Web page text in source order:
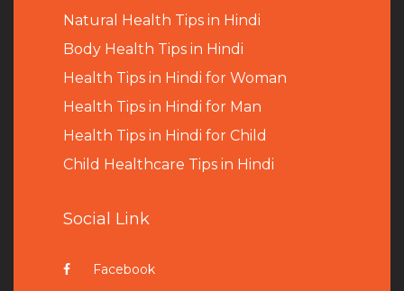
Natural Health Tips in Hindi
Body Health Tips in Hindi
Health Tips in Hindi for Woman
Health Tips in Hindi for Man
Health Tips in Hindi for Child
Child Healthcare Tips in Hindi
Social Link
Facebook